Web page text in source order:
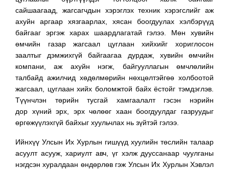
сайшаагаад, жагсагчдын хэрэглэх техник хэрэгслийг аж
ахуйн аргаар хязгаарлах, хясан боогдуулах хэлбэрүүд
байгааг эргэж харах шаардлагатай гэлээ. Мөн хувийн
өмчийн газар жагсаал цуглаан хийхийг хориглосон
заалтыг дэмжихгүй байгаагаа дурдаж, хувийн өмчийн
компани, аж ахуйн нэгж, байгууллагын өмчлөлийн
талбайд ажилчид хөдөлмөрийн нөхцөлтэйгөө холбоотой
жагсаал, цуглаан хийх боломжтой байх ёстойг тэмдэглэв.
Түүнчлэн төрийн тусгай хамгаалалт гэсэн нэрийн
дор хүний эрх, эрх чөлөөг хаан боогдуулдаг газруудыг
өргөжүүлэхгүй байхыг хуульчлах нь зүйтэй гэлээ.
Ийнхүү Улсын Их Хурлын гишүүд хуулийн төслийн талаар
асуулт асууж, хариулт авч, үг хэлж дууссанаар чуулганы
нэгдсэн хуралдаан өндөрлөв гэж Улсын Их Хурлын Хэвлэл